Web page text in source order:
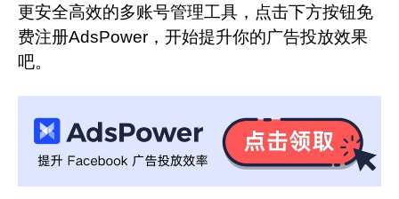
更安全高效的多账号管理工具，点击下方按钮免
费注册AdsPower，开始提升你的广告投放效果
吧。